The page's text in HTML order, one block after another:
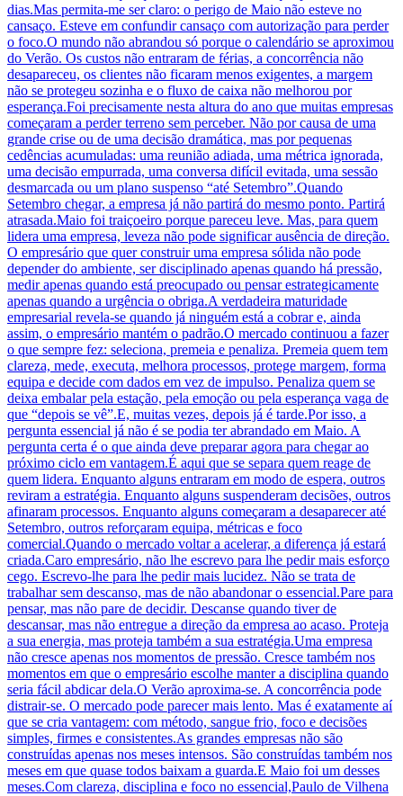
dias.Mas permita-me ser claro: o perigo de Maio não esteve no
cansaço. Esteve em confundir cansaço com autorização para perder
o foco.O mundo não abrandou só porque o calendário se aproximou
do Verão. Os custos não entraram de férias, a concorrência não
desapareceu, os clientes não ficaram menos exigentes, a margem
não se protegeu sozinha e o fluxo de caixa não melhorou por
esperança.Foi precisamente nesta altura do ano que muitas empresas
começaram a perder terreno sem perceber. Não por causa de uma
grande crise ou de uma decisão dramática, mas por pequenas
cedências acumuladas: uma reunião adiada, uma métrica ignorada,
uma decisão empurrada, uma conversa difícil evitada, uma sessão
desmarcada ou um plano suspenso “até Setembro”.Quando
Setembro chegar, a empresa já não partirá do mesmo ponto. Partirá
atrasada.Maio foi traiçoeiro porque pareceu leve. Mas, para quem
lidera uma empresa, leveza não pode significar ausência de direção.
O empresário que quer construir uma empresa sólida não pode
depender do ambiente, ser disciplinado apenas quando há pressão,
medir apenas quando está preocupado ou pensar estrategicamente
apenas quando a urgência o obriga.A verdadeira maturidade
empresarial revela-se quando já ninguém está a cobrar e, ainda
assim, o empresário mantém o padrão.O mercado continuou a fazer
o que sempre fez: seleciona, premeia e penaliza. Premeia quem tem
clareza, mede, executa, melhora processos, protege margem, forma
equipa e decide com dados em vez de impulso. Penaliza quem se
deixa embalar pela estação, pela emoção ou pela esperança vaga de
que “depois se vê”.E, muitas vezes, depois já é tarde.Por isso, a
pergunta essencial já não é se podia ter abrandado em Maio. A
pergunta certa é o que ainda deve preparar agora para chegar ao
próximo ciclo em vantagem.É aqui que se separa quem reage de
quem lidera. Enquanto alguns entraram em modo de espera, outros
reviram a estratégia. Enquanto alguns suspenderam decisões, outros
afinaram processos. Enquanto alguns começaram a desaparecer até
Setembro, outros reforçaram equipa, métricas e foco
comercial.Quando o mercado voltar a acelerar, a diferença já estará
criada.Caro empresário, não lhe escrevo para lhe pedir mais esforço
cego. Escrevo-lhe para lhe pedir mais lucidez. Não se trata de
trabalhar sem descanso, mas de não abandonar o essencial.Pare para
pensar, mas não pare de decidir. Descanse quando tiver de
descansar, mas não entregue a direção da empresa ao acaso. Proteja
a sua energia, mas proteja também a sua estratégia.Uma empresa
não cresce apenas nos momentos de pressão. Cresce também nos
momentos em que o empresário escolhe manter a disciplina quando
seria fácil abdicar dela.O Verão aproxima-se. A concorrência pode
distrair-se. O mercado pode parecer mais lento. Mas é exatamente aí
que se cria vantagem: com método, sangue frio, foco e decisões
simples, firmes e consistentes.As grandes empresas não são
construídas apenas nos meses intensos. São construídas também nos
meses em que quase todos baixam a guarda.E Maio foi um desses
meses.Com clareza, disciplina e foco no essencial,Paulo de Vilhena